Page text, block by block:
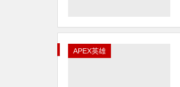
APEX英雄